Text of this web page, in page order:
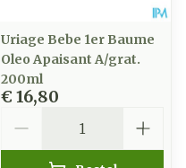
Uriage Bebe 1er Baume
Oleo Apaisant A/grat.
200ml
€ 16,80